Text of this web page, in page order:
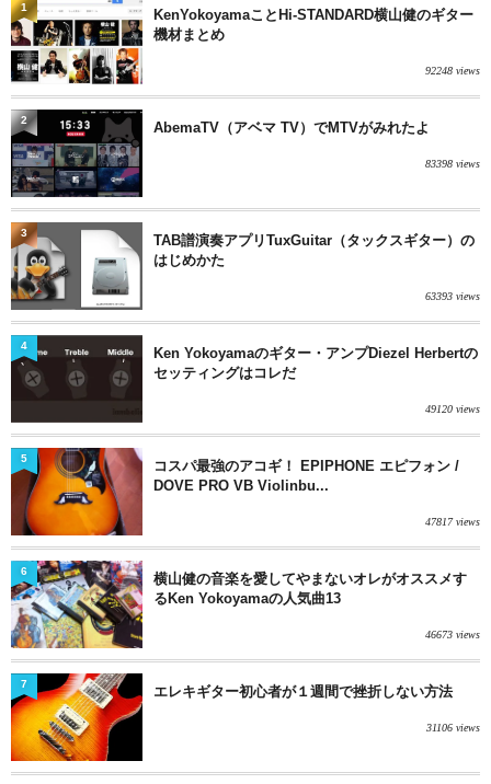
KenYokoyamaことHi-STANDARD横山健のギター
機材まとめ
92248 views
1
AbemaTV（アベマ TV）でMTVがみれたよ
83398 views
2
TAB譜演奏アプリTuxGuitar（タックスギター）の
はじめかた
63393 views
3
Ken Yokoyamaのギター・アンプDiezel Herbertの
セッティングはコレだ
49120 views
4
コスパ最強のアコギ！ EPIPHONE エピフォン /
DOVE PRO VB Violinbu...
47817 views
5
横山健の音楽を愛してやまないオレがオススメす
るKen Yokoyamaの人気曲13
46673 views
6
エレキギター初心者が１週間で挫折しない方法
31106 views
7